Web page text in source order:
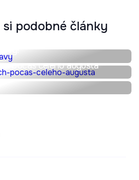
podobné články
počas celého augusta